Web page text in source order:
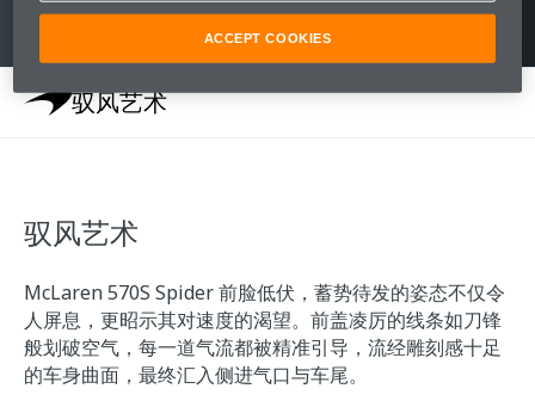
驭风艺术
驭风艺术
McLaren 570S Spider 前脸低伏，蓄势待发的姿态不仅令
人屏息，更昭示其对速度的渴望。前盖凌厉的线条如刀锋
般划破空气，每一道气流都被精准引导，流经雕刻感十足
的车身曲面，最终汇入侧进气口与车尾。
ACCEPT COOKIES